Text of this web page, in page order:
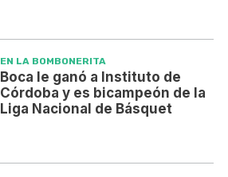
EN LA BOMBONERITA
Boca le ganó a Instituto de
Córdoba y es bicampeón de la
Liga Nacional de Básquet